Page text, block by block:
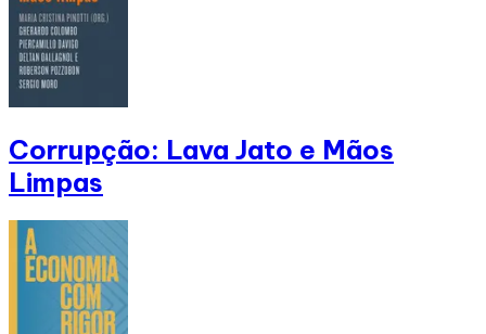
Corrupção: Lava Jato e Mãos
Limpas